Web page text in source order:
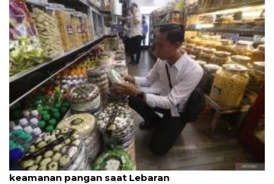
BPOM ingatkan masyarakat untuk waspada
keamanan pangan saat Lebaran